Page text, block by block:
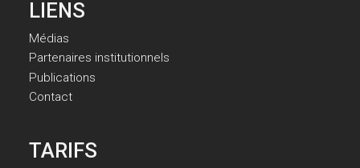
LIENS
Médias
Partenaires institutionnels
Publications
Contact
TARIFS